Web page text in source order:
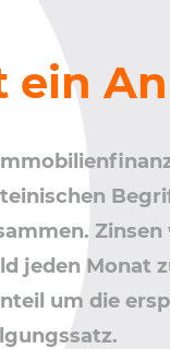
ein
jeden Monat
um die